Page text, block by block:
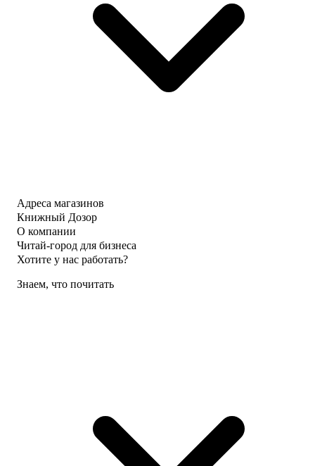
Адреса магазинов
Книжный Дозор
О компании
Читай-город для бизнеса
Хотите у нас работать?
Знаем, что почитать